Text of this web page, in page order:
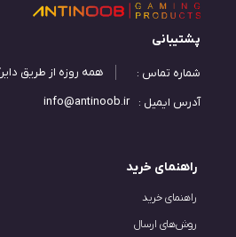
پشتیبانی
شماره تماس :
همه روزه از طریق
آدرس ایمیل :
info@antinoob.ir
راهنمای خرید
راهنمای خرید
روش‌های ارسال